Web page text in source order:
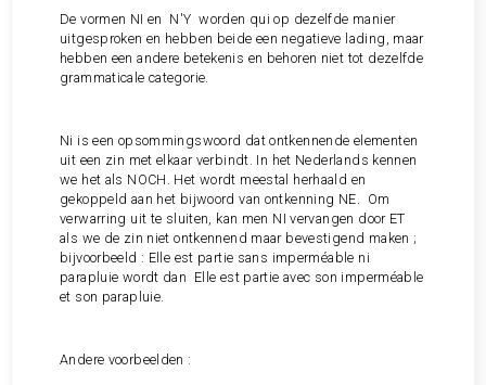
De vormen NI en N'Y worden qui op dezelfde manier
uitgesproken en hebben beide een negatieve lading, maar
hebben een andere betekenis en behoren niet tot dezelfde
grammaticale categorie.
Ni is een opsommingswoord dat ontkennende elementen
uit een zin met elkaar verbindt. In het Nederlands kennen
we het als NOCH. Het wordt meestal herhaald en
gekoppeld aan het bijwoord van ontkenning NE. Om
verwarring uit te sluiten, kan men NI vervangen door ET
als we de zin niet ontkennend maar bevestigend maken ;
bijvoorbeeld : Elle est partie sans imperméable ni
parapluie wordt dan Elle est partie avec son imperméable
et son parapluie.
Andere voorbeelden :